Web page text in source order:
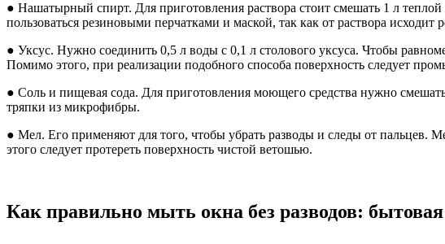
● Нашатырный спирт. Для приготовления раствора стоит смешать 1 л
пользоваться резиновыми перчатками и маской, так как от раствора исходит
● Уксус. Нужно соединить 0,5 л воды с 0,1 л столового уксуса. Чтобы
Помимо этого, при реализации подобного способа поверхность следует
● Соль и пищевая сода. Для приготовления моющего средства нужно
тряпки из микрофибры.
● Мел. Его применяют для того, чтобы убрать разводы и следы от пальцев.
этого следует протереть поверхность чистой ветошью.
Как правильно мыть окна без разводов: